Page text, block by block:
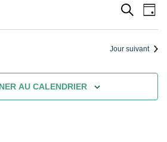
Et
De
Jour suivant
AU CALENDRIER